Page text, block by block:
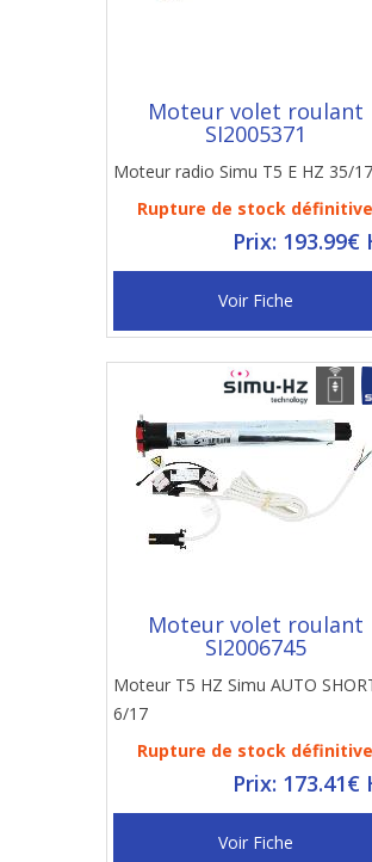
Moteur volet roulant
SI2005371
Moteur radio Simu T5 E HZ 35/17
Rupture de stock définitive
Prix: 193.99€
Voir Fiche
Moteur volet roulant
SI2006745
Moteur T5 HZ Simu AUTO
6/17
Rupture de stock définitive
Prix: 173.41€
Voir Fiche